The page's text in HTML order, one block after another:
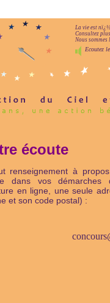
La vie est
Consultez
Nous
Ecoutez
écoute
renseignement à
dans vos
en ligne, une seule
et son code postal) :